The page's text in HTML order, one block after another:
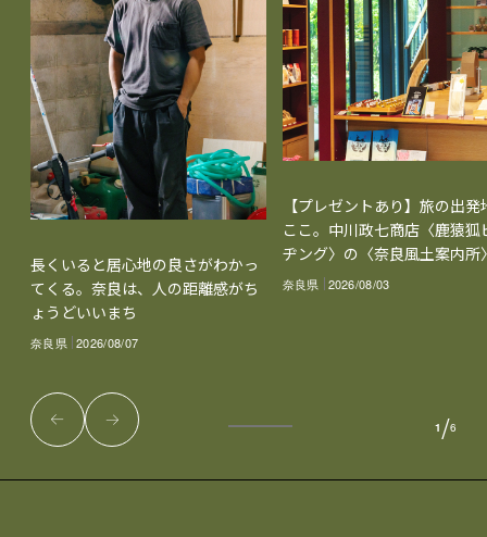
長くいると居心地の良さがわかっ
てくる。奈良は、人の距離感がち
ょうどいいまち
奈良県 2026/08/07
【プレゼントあり】旅の出発
ここ。中川政七商店〈鹿猿狐
ヂング〉の〈奈良風土案内所
奈良県 2026/08/03
1 /6